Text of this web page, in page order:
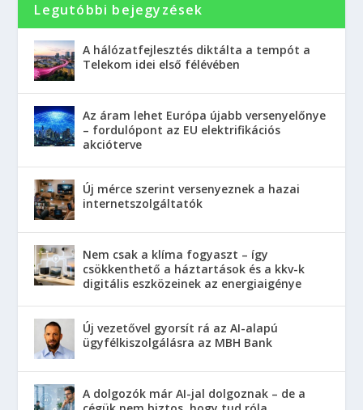
Legutóbbi bejegyzések
A hálózatfejlesztés diktálta a tempót a
Telekom idei első félévében
Az áram lehet Európa újabb versenyelőnye
– fordulópont az EU elektrifikációs
akcióterve
Új mérce szerint versenyeznek a hazai
internetszolgáltatók
Nem csak a klíma fogyaszt – így
csökkenthető a háztartások és a kkv-k
digitális eszközeinek az energiaigénye
Új vezetővel gyorsít rá az AI-alapú
ügyfélkiszolgálásra az MBH Bank
A dolgozók már AI-jal dolgoznak – de a